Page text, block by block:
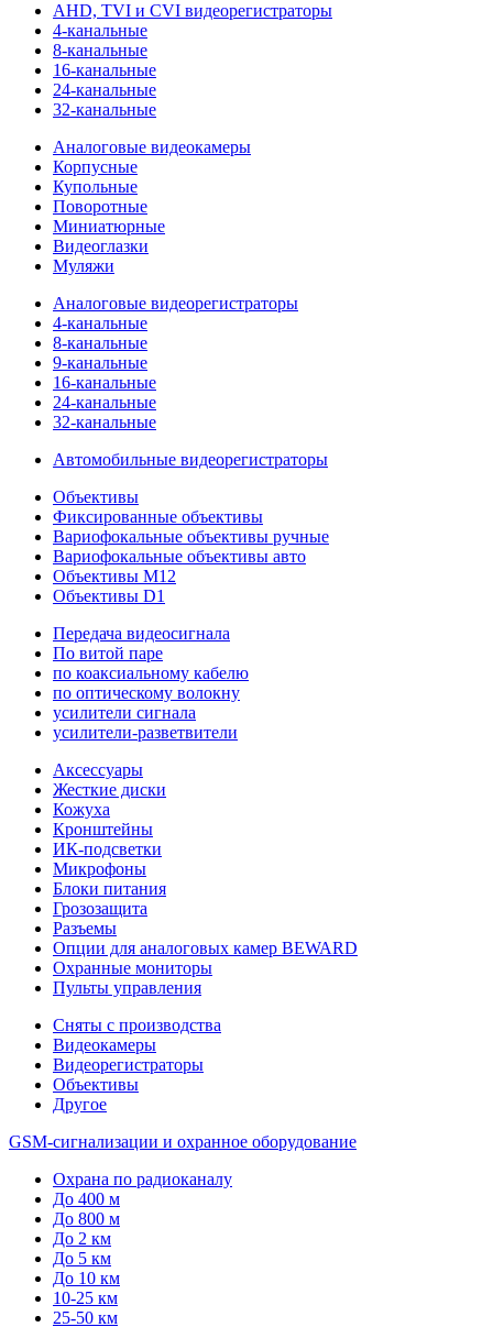
AHD, TVI и CVI видеорегистраторы
4-канальные
8-канальные
16-канальные
24-канальные
32-канальные
Аналоговые видеокамеры
Корпусные
Купольные
Поворотные
Миниатюрные
Видеоглазки
Муляжи
Аналоговые видеорегистраторы
4-канальные
8-канальные
9-канальные
16-канальные
24-канальные
32-канальные
Автомобильные видеорегистраторы
Объективы
Фиксированные объективы
Вариофокальные объективы ручные
Вариофокальные объективы авто
Объективы M12
Объективы D1
Передача видеосигнала
По витой паре
по коаксиальному кабелю
по оптическому волокну
усилители сигнала
усилители-разветвители
Аксессуары
Жесткие диски
Кожуха
Кронштейны
ИК-подсветки
Микрофоны
Блоки питания
Грозозащита
Разъемы
Опции для аналоговых камер BEWARD
Охранные мониторы
Пульты управления
Сняты с производства
Видеокамеры
Видеорегистраторы
Объективы
Другое
GSM-сигнализации и охранное оборудование
Охрана по радиоканалу
До 400 м
До 800 м
До 2 км
До 5 км
До 10 км
10-25 км
25-50 км